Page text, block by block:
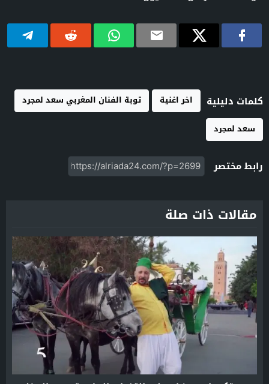
كلمات دليلية اخر اغنية
توبة الفنان المغربي سعد لمجرد
سعد لمجرد
رابط مختصر
مقالات ذات صلة